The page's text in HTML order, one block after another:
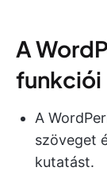
A
funkciói
A
szöveget
kutatást.